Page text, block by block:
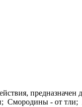
Смородины - от